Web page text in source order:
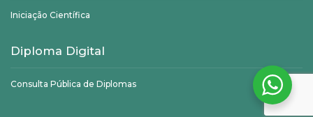
Iniciação Científica
Diploma Digital
Consulta Pública de Diplomas